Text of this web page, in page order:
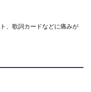
、歌詞カードなどに痛みが